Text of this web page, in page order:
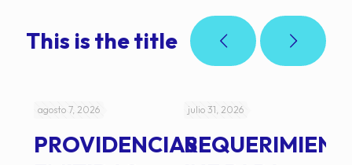
This is the title
agosto 7, 2026
PROVIDENCIAS
julio 31, 2026